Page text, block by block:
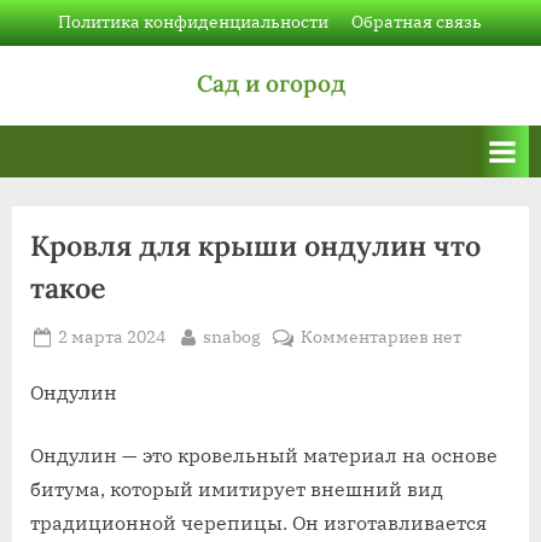
Skip
to
Политика конфиденциальности Обратная связь
Сад и огород
Кровля для крыши ондулин что
такое
Posted
2 марта 2024 By
snabog Комментариевк
что
такое
нет
Ондулин
Ондулин — это кровельный материал на основе
битума, который имитирует внешний вид
традиционной черепицы. Он изготавливается